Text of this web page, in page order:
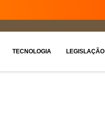
TECNOLOGIA LEGISLAÇÃO